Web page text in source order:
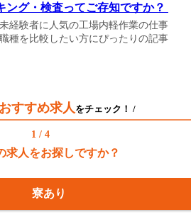
ング・検査ってご存知ですか？
経験者に人気の工場内軽作業の仕事
種を比較したい方にぴったりの記事
おすすめ求人 をチェック！ /
1 / 4
求人をお探しですか？
寮あり